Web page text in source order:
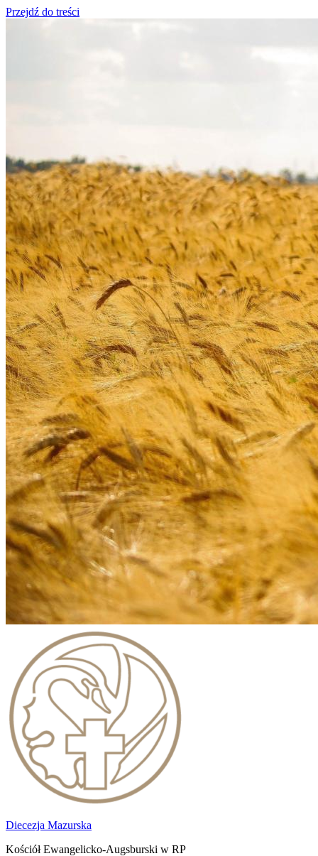
Przejdź do treści
Diecezja Mazurska
Kościół Ewangelicko-Augsburski w RP